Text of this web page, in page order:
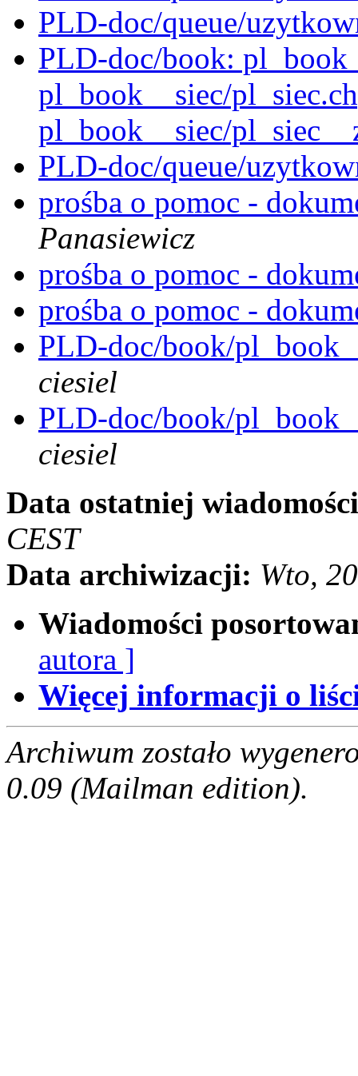
PLD-doc/queue/
PLD-doc/book:
pl_book__siec/
pl_book__siec/
PLD-doc/queue/
prośba o pomoc -
Panasiewicz
prośba o pomoc -
prośba o pomoc -
PLD-doc/book/
ciesiel
PLD-doc/book/
ciesiel
Data ostatniej
CEST
Data archiwizacji: Wto,
Wiadomości
autora ]
Więcej informacji o
Archiwum zostało
0.09 (Mailman edition).